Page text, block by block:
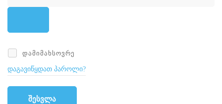
ᲓᲐᲛᲘᲛᲐᲮᲡᲝᲕᲠᲔ
დაგავიწყდათ პაროლი?
შესვლა